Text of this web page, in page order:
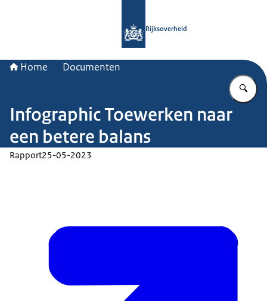
Rijksoverheid
Home Documenten
Infographic Toewerken naar
een betere balans
Rapport25-05-2023